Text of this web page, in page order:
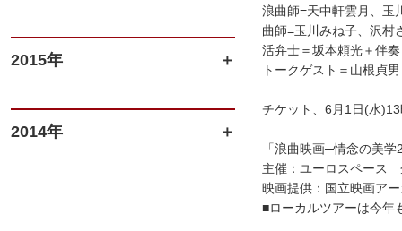
2015年
2014年
浪曲師=天中軒雲月、玉
曲師=玉川みね子、沢村
活弁士＝坂本頼光＋伴
トークゲスト＝山根貞
チケット、6月1日(水
「浪曲映画─情念の美
主催：ユーロスペース
映画提供：国立映画ア
■ローカルツアーは今年